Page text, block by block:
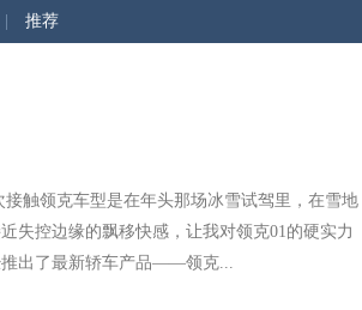
推荐
接触领克车型是在年头那场冰雪试驾里，在雪地
失控边缘的飘移快感，让我对领克01的硬实力
推出了最新轿车产品——领克...